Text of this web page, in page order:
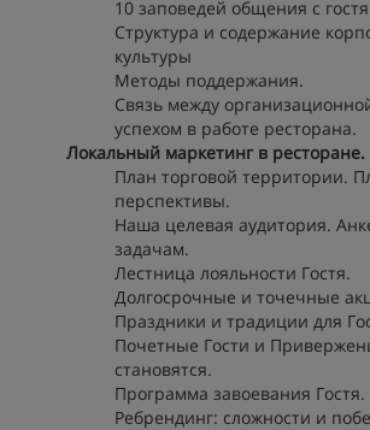
10 заповедей общения с
Структура и содержание
культуры
Методы поддержания.
Связь между
успехом в работе ресторана.
Локальный маркетинг в ресторане.
План торговой территории.
перспективы.
Наша целевая аудитория.
задачам.
Лестница лояльности Гостя.
Долгосрочные и точечные
Праздники и традиции для
Почетные Гости и
становятся.
Программа завоевания Гостя.
Ребрендинг: сложности и